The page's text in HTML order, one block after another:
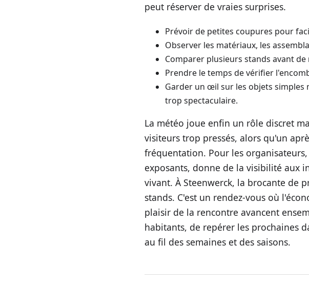
peut réserver de vraies surprises.
Prévoir de petites coupures pour
Observer les matériaux, les
Comparer plusieurs stands avant
Prendre le temps de vérifier
Garder un œil sur les objets simples
trop spectaculaire.
La météo joue enfin un rôle discret
visiteurs trop pressés, alors qu'un
fréquentation. Pour les
exposants, donne de la visibilité aux
vivant. À Steenwerck, la brocante de
stands. C'est un rendez-vous où
plaisir de la rencontre avancent
habitants, de repérer les prochaines
au fil des semaines et des saisons.